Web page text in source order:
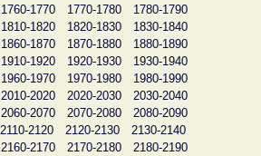
1760-1770 1770-1780
1780-1790
1810-1820 1820-1830
1830-1840
1860-1870 1870-1880
1880-1890
1910-1920 1920-1930
1930-1940
1960-1970 1970-1980
1980-1990
2010-2020 2020-2030
2030-2040
2060-2070 2070-2080
2080-2090
2110-2120 2120-2130
2130-2140
2160-2170 2170-2180
2180-2190